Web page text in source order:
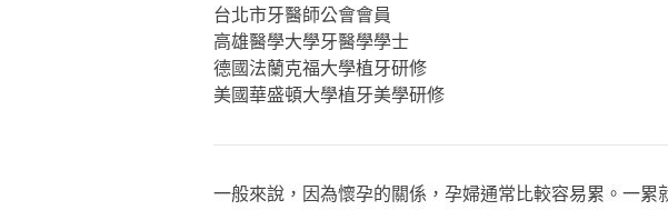
台北市牙醫師公會會員
高雄醫學大學牙醫學學士
德國法蘭克福大學植牙研修
美國華盛頓大學植牙美學研修
一般來說，因為懷孕的關係，孕婦通常比較容易累。一累